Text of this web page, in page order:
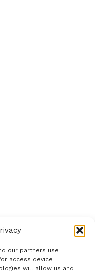
our partners use
access device
will allow us and